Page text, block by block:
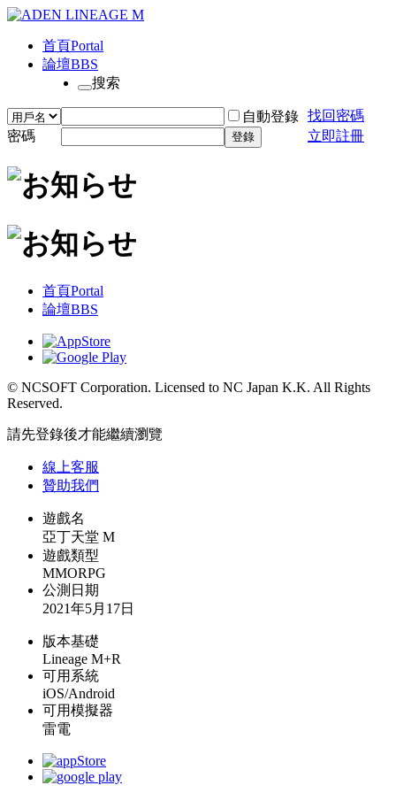
首頁Portal
論壇BBS
搜索
自動登錄 找回密碼
密碼
登錄 立即註冊
首頁Portal
論壇BBS
© NCSOFT Corporation. Licensed to NC Japan K.K. All Rights
Reserved.
請先登錄後才能繼續瀏覽
線上客服
贊助我們
遊戲名
亞丁天堂 M
遊戲類型
MMORPG
公測日期
2021年5月17日
版本基礎
Lineage M+R
可用系統
iOS/Android
可用模擬器
雷電